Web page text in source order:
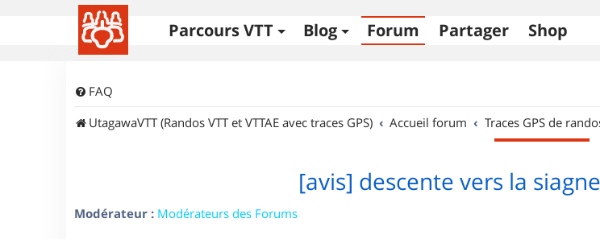
Parcours VTT Blog Forum Partager Shop
FAQ
UtagawaVTT (Randos VTT et VTTAE avec traces GPS)
Accueil forum Traces GPS de
[avis] descente vers la
Modérateur : Modérateurs des Forums